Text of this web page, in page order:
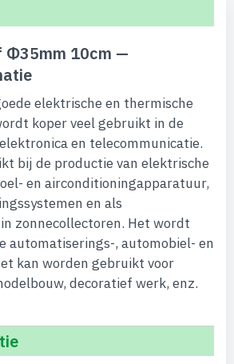
Φ35mm 10cm —
elektrische en thermische
koper veel gebruikt in de
en telecommunicatie.
bij de productie van elektrische
en airconditioningapparatuur,
en als
zonnecollectoren. Het wordt
automatiserings-, automobiel- en
kan worden gebruikt voor
decoratief werk, enz.